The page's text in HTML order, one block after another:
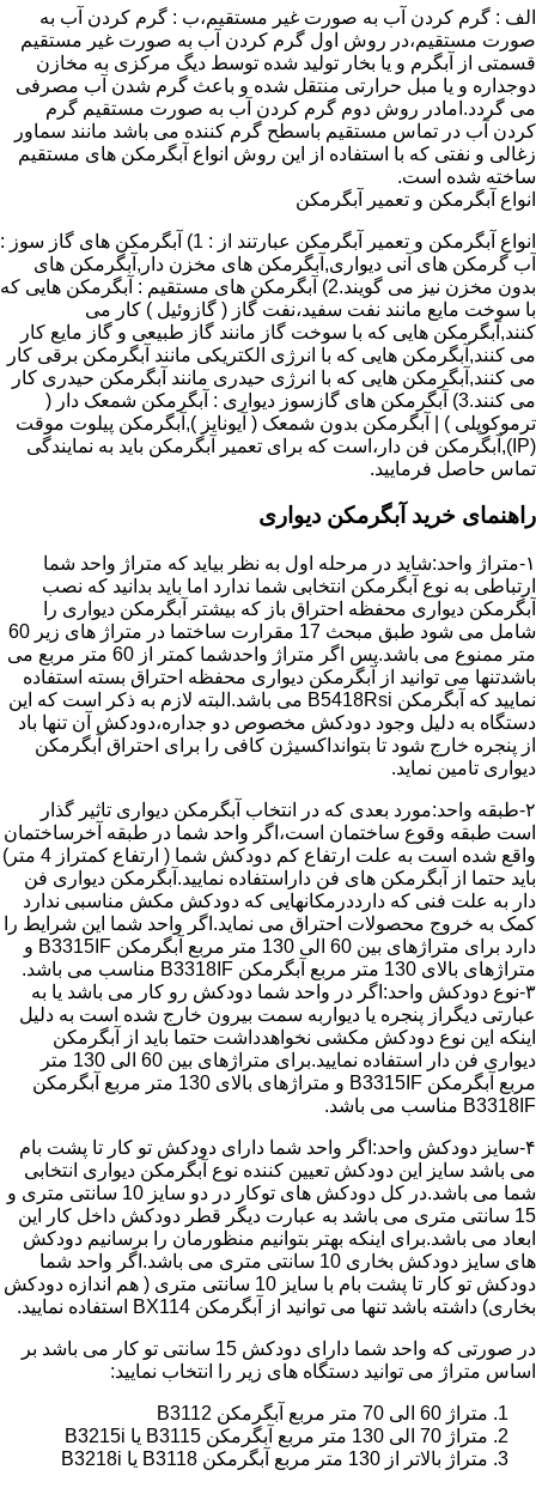
الف : گرم کردن آب به صورت غیر مستقیم،ب : گرم کردن آب به
صورت مستقیم،در روش اول گرم کردن آب به صورت غیر مستقیم
قسمتی از آبگرم و یا بخار تولید شده توسط دیگ مرکزی به مخازن
دوجداره و یا مبل حرارتی منتقل شده و باعث گرم شدن آب مصرفی
می گردد.امادر روش دوم گرم کردن آب به صورت مستقیم گرم
کردن آب در تماس مستقیم باسطح گرم کننده می باشد مانند سماور
زغالی و نفتی که با استفاده از این روش انواع آبگرمکن های مستقیم
ساخته شده است.
انواع آبگرمکن و تعمیر آبگرمکن
انواع آبگرمکن و تعمیر آبگرمکن عبارتند از : 1) آبگرمکن های گاز سوز :
آب گرمکن های آنی دیواری,آبگرمکن های مخزن دار,آبگرمکن های
بدون مخزن نیز می گویند.2) آبگرمکن های مستقیم : آبگرمکن هایی که
با سوخت مایع مانند نفت سفید،نفت گاز ( گازوئیل ) کار می
کنند,آبگرمکن هایی که با سوخت گاز مانند گاز طبیعی و گاز مایع کار
می کنند,آبگرمکن هایی که با انرژی الکتریکی مانند آبگرمکن برقی کار
می کنند,آبگرمکن هایی که با انرژی حیدری مانند آبگرمکن حیدری کار
می کنند.3) آبگرمکن های گازسوز دیواری : آبگرمکن شمعک دار (
ترموکوپلی ) | آبگرمکن بدون شمعک ( آیونایز ),آبگرمکن پیلوت موقت
(IP),آبگرمکن فن دار،است که برای تعمیر آبگرمکن باید به نمایندگی
تماس حاصل فرمایید.
راهنمای خرید آبگرمکن دیواری
۱-متراژ واحد:شاید در مرحله اول به نظر بیاید که متراژ واحد شما
ارتباطی به نوع آبگرمکن انتخابی شما ندارد اما باید بدانید که نصب
آبگرمکن دیواری محفظه احتراق باز که بیشتر آبگرمکن دیواری را
شامل می شود طبق مبحث 17 مقرارت ساختما در متراژ های زیر 60
متر ممنوع می باشد.پس اگر متراژ واحدشما کمتر از 60 متر مربع می
باشدتنها می توانید از آبگرمکن دیواری محفظه احتراق بسته استفاده
نمایید که آبگرمکن B5418Rsi می باشد.البته لازم به ذکر است که این
دستگاه به دلیل وجود دودکش مخصوص دو جداره،دودکش آن تنها باد
از پنجره خارج شود تا بتوانداکسیژن کافی را برای احتراق آبگرمکن
دیواری تامین نماید.
۲-طبقه واحد:مورد بعدی که در انتخاب آبگرمکن دیواری تاثیر گذار
است طبقه وقوع ساختمان است،اگر واحد شما در طبقه آخرساختمان
واقع شده است به علت ارتفاع کم دودکش شما ( ارتفاع کمتراز 4 متر)
باید حتما از آبگرمکن های فن داراستفاده نمایید.آبگرمکن دیواری فن
دار به علت فنی که دارددرمکانهایی که دودکش مکش مناسبی ندارد
کمک به خروج محصولات احتراق می نماید.اگر واحد شما این شرایط را
دارد برای متراژهای بین 60 الی 130 متر مربع آبگرمکن B3315IF و
متراژهای بالای 130 متر مربع آبگرمکن B3318IF مناسب می باشد.
۳-نوع دودکش واحد:اگر در واحد شما دودکش رو کار می باشد یا به
عبارتی دیگراز پنجره یا دیواربه سمت بیرون خارج شده است به دلیل
اینکه این نوع دودکش مکشی نخواهدداشت حتما باید از آبگرمکن
دیواری فن دار استفاده نمایید.برای متراژهای بین 60 الی 130 متر
مربع آبگرمکن B3315IF و متراژهای بالای 130 متر مربع آبگرمکن
B3318IF مناسب می باشد.
۴-سایز دودکش واحد:اگر واحد شما دارای دودکش تو کار تا پشت بام
می باشد سایز این دودکش تعیین کننده نوع آبگرمکن دیواری انتخابی
شما می باشد.در کل دودکش های توکار در دو سایز 10 سانتی متری و
15 سانتی متری می باشد به عبارت دیگر قطر دودکش داخل کار این
ابعاد می باشد.برای اینکه بهتر بتوانیم منظورمان را برسانیم دودکش
های سایز دودکش بخاری 10 سانتی متری می باشد.اگر واحد شما
دودکش تو کار تا پشت بام با سایز 10 سانتی متری ( هم اندازه دودکش
بخاری) داشته باشد تنها می توانید از آبگرمکن BX114 استفاده نمایید.
در صورتی که واحد شما دارای دودکش 15 سانتی تو کار می باشد بر
اساس متراژ می توانید دستگاه های زیر را انتخاب نمایید:
متراژ 60 الی 70 متر مربع آبگرمکن B3112
متراژ 70 الی 130 متر مربع آبگرمکن B3115 یا B3215i
متراژ بالاتر از 130 متر مربع آبگرمکن B3118 یا B3218i